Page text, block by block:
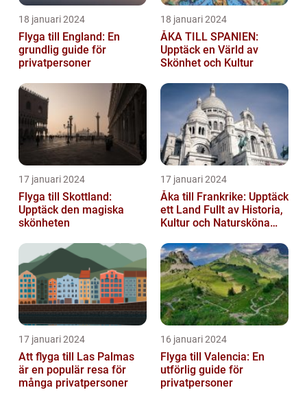
18 januari 2024
Flyga till England: En
grundlig guide för
privatpersoner
18 januari 2024
ÅKA TILL SPANIEN:
Upptäck en Värld av
Skönhet och Kultur
17 januari 2024
Flyga till Skottland:
Upptäck den magiska
skönheten
17 januari 2024
Åka till Frankrike: Upptäck
ett Land Fullt av Historia,
Kultur och Natursköna
17 januari 2024
Att flyga till Las Palmas
är en populär resa för
många privatpersoner
16 januari 2024
Flyga till Valencia: En
utförlig guide för
privatpersoner